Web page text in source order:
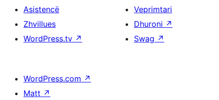
Asistencë
Zhvillues
WordPress.tv ↗
Veprimtari
Dhuroni ↗
Swag ↗
WordPress.com ↗
Matt ↗